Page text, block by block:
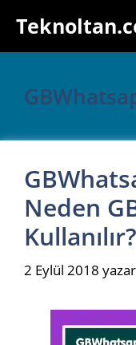
atla
Neden
Kullanılır?
2 Eylül 2018 yazar